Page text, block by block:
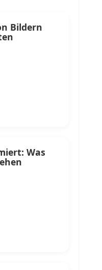
Bildern
Was